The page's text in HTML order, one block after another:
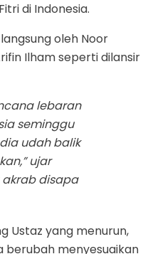
di Indonesia.
oleh Noor
Ilham seperti dilansir
lebaran
seminggu
udah balik
ujar
disapa
Ustaz yang menurun,
berubah menyesuaikan